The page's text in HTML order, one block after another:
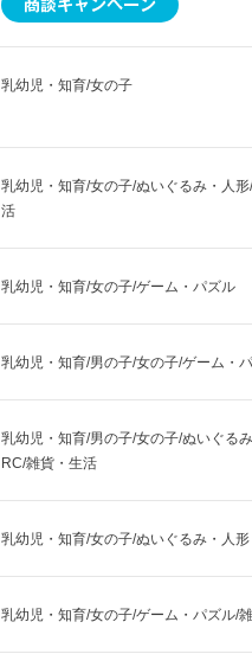
乳幼児・知育/女の子
乳幼児・知育/女の子/ぬいぐるみ・人
活
乳幼児・知育/女の子/ゲーム・パズル
乳幼児・知育/男の子/女の子/ゲーム・
乳幼児・知育/男の子/女の子/ぬいぐる
RC/雑貨・生活
乳幼児・知育/女の子/ぬいぐるみ・人形
乳幼児・知育/女の子/ゲーム・パズル/